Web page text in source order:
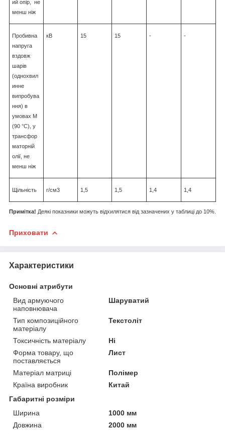
ий опір, не
менш ніж
Пробивна
напруга
вздовж
шарів
(однохвил
инне
випробува
ння) в
умовах М
(90 °C), у
трансфор
маторній
олії, не
менш ніж
кВ 15 15 - -
Щільність г/см3 1,5 1,5 1,4 1,4
Примітка! Деякі показники можуть відхилятися від зазначених у таблиці до 10%.
Приховати
Характеристики
Основні атрибути
Вид армуючого
наповнювача
Шаруватий
Тип композиційного
матеріалу
Текстоліт
Токсичність матеріалу
Ні
Форма товару, що
поставляється
Лист
Матеріал матриці
Полімер
Країна виробник
Китай
Габаритні розміри
Ширина
1000 мм
Довжина
2000 мм